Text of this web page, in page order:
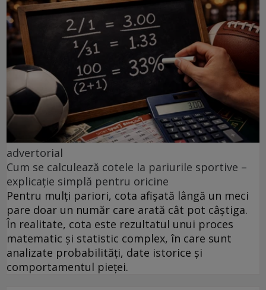
advertorial
Cum se calculează cotele la pariurile sportive –
explicație simplă pentru oricine
Pentru mulți pariori, cota afișată lângă un meci
pare doar un număr care arată cât pot câștiga.
În realitate, cota este rezultatul unui proces
matematic și statistic complex, în care sunt
analizate probabilități, date istorice și
comportamentul pieței.